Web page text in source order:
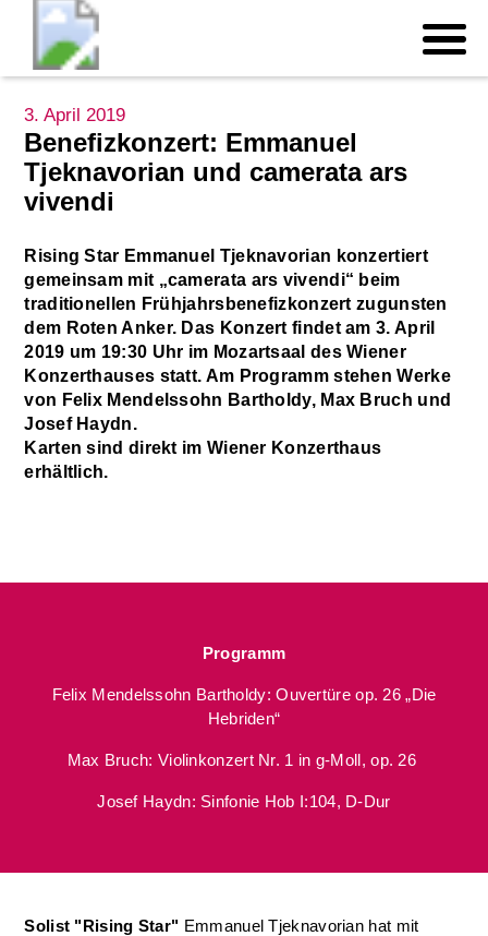
3. April 2019
Benefizkonzert: Emmanuel
Tjeknavorian und camerata ars
vivendi
Rising Star Emmanuel Tjeknavorian konzertiert
gemeinsam mit „camerata ars vivendi“ beim
traditionellen Frühjahrsbenefizkonzert zugunsten
dem Roten Anker. Das Konzert findet am 3. April
2019 um 19:30 Uhr im Mozartsaal des Wiener
Konzerthauses statt. Am Programm stehen Werke
von Felix Mendelssohn Bartholdy, Max Bruch und
Josef Haydn.
Karten sind direkt im Wiener Konzerthaus
erhältlich.
Programm
Felix Mendelssohn Bartholdy: Ouvertüre op. 26 „Die
Hebriden“
Max Bruch: Violinkonzert Nr. 1 in g-Moll, op. 26
Josef Haydn: Sinfonie Hob I:104, D-Dur
Solist "Rising Star" Emmanuel Tjeknavorian hat mit